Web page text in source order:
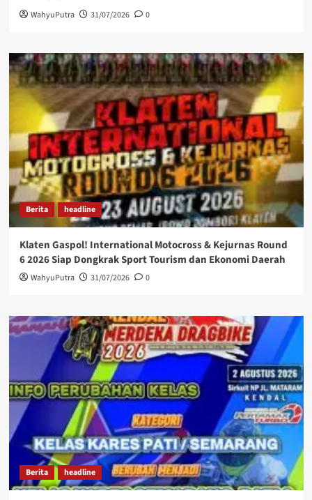
WahyuPutra 31/07/2026 0
Berita headline
Klaten Gaspol! International Motocross & Kejurnas Round
6 2026 Siap Dongkrak Sport Tourism dan Ekonomi Daerah
WahyuPutra 31/07/2026 0
Berita headline